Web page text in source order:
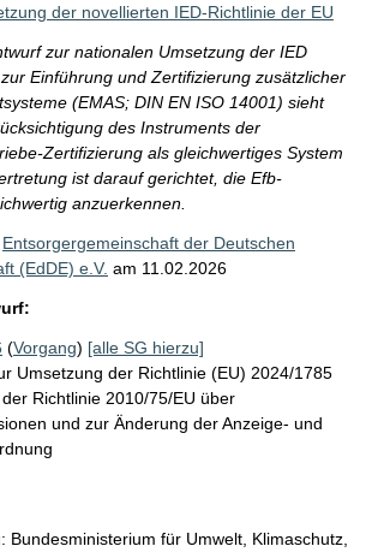
der novellierten IED-Richtlinie der EU
zur nationalen Umsetzung der IED
Einführung und Zertifizierung zusätzlicher
(EMAS; DIN EN ISO 14001) sieht
des Instruments der
Zertifizierung als gleichwertiges System
ist darauf gerichtet, die Efb-
anzuerkennen.
Entsorgergemeinschaft der Deutschen
(EdDE) e.V. am 11.02.2026
(Vorgang) [alle SG hierzu]
Umsetzung der Richtlinie (EU) 2024/1785
Richtlinie 2010/75/EU über
und zur Änderung der Anzeige- und
Bundesministerium für Umwelt, Klimaschutz,